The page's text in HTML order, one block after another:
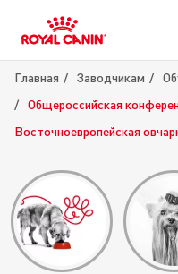
Главная Заводчикам
Общероссийская
Восточноевропейская